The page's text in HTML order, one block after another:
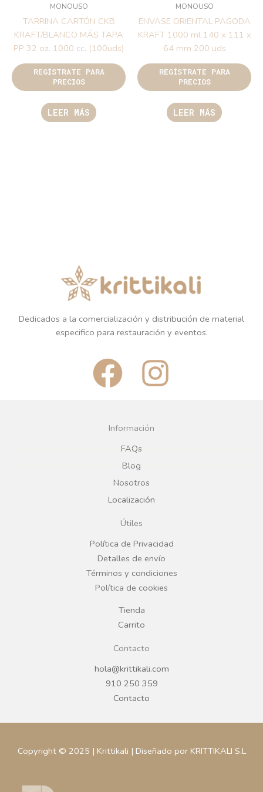
MONOUSO
TARRINA CARTÓN CKB
KRAFT/BLANCO MÁS TAPA
PP 32 oz. 1000 cc. (100uds)
REGÍSTRATE PARA
PRECIOS
LEER MÁS
MONOUSO
ENVASE ORIENTAL PAGODA
KRAFT 1000 ml 140 x 111 x
64 mm 200 uds
REGÍSTRATE PARA
PRECIOS
LEER MÁS
Dedicados a la comercialización y distribución de material
especifico para restauración y eventos.
F
a
c
e
b
o
o
k
I
n
g
r
a
Información
FAQs
Blog
Nosotros
Localización
Útiles
Política de Privacidad
Detalles de envío
Términos y condiciones
Política de cookies
Tienda
Carrito
Contacto
hola@krittikali.com
910 250 359
Contacto
Copyright © 2025 | Krittikali | Diseñado por KRITTIKALI S.L